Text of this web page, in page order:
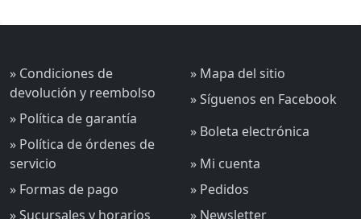
» Condiciones de
devolución y reembolso
» Política de garantía
» Política de órdenes de
servicio
» Formas de pago
» Sucursales y horarios
» Mapa del sitio
» Síguenos en Facebook
» Boleta electrónica
» Mi cuenta
» Pedidos
» Newsletter